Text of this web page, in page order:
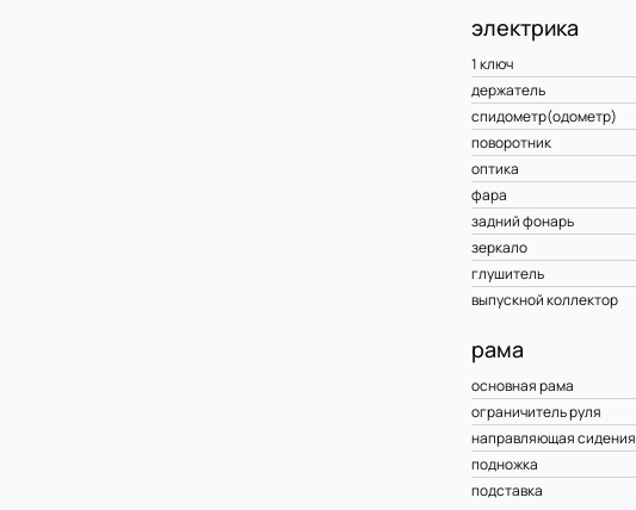
электрика
1 ключ
держатель
спидометр(одометр)
поворотник
оптика
фара
задний фонарь
зеркало
глушитель
выпускной коллектор
рама
основная рама
ограничитель руля
направляющая сидения
подножка
подставка